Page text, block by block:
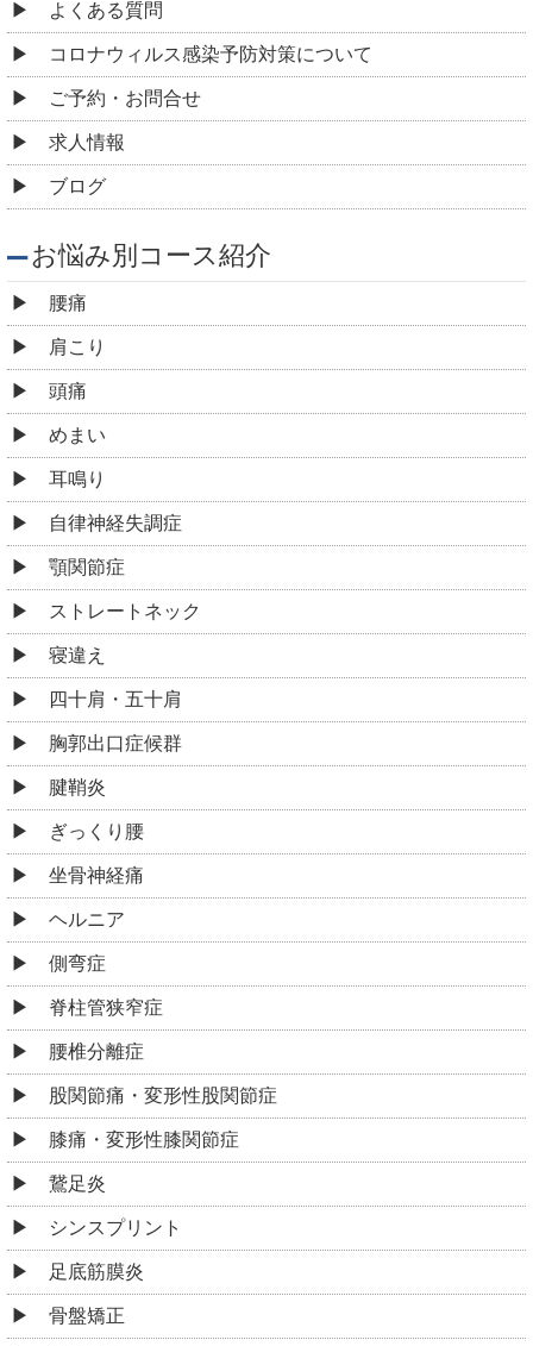
よくある質問
コロナウィルス感染予防対策について
ご予約・お問合せ
求人情報
ブログ
お悩み別コース紹介
腰痛
肩こり
頭痛
めまい
耳鳴り
自律神経失調症
顎関節症
ストレートネック
寝違え
四十肩・五十肩
胸郭出口症候群
腱鞘炎
ぎっくり腰
坐骨神経痛
ヘルニア
側弯症
脊柱管狭窄症
腰椎分離症
股関節痛・変形性股関節症
膝痛・変形性膝関節症
鵞足炎
シンスプリント
足底筋膜炎
骨盤矯正